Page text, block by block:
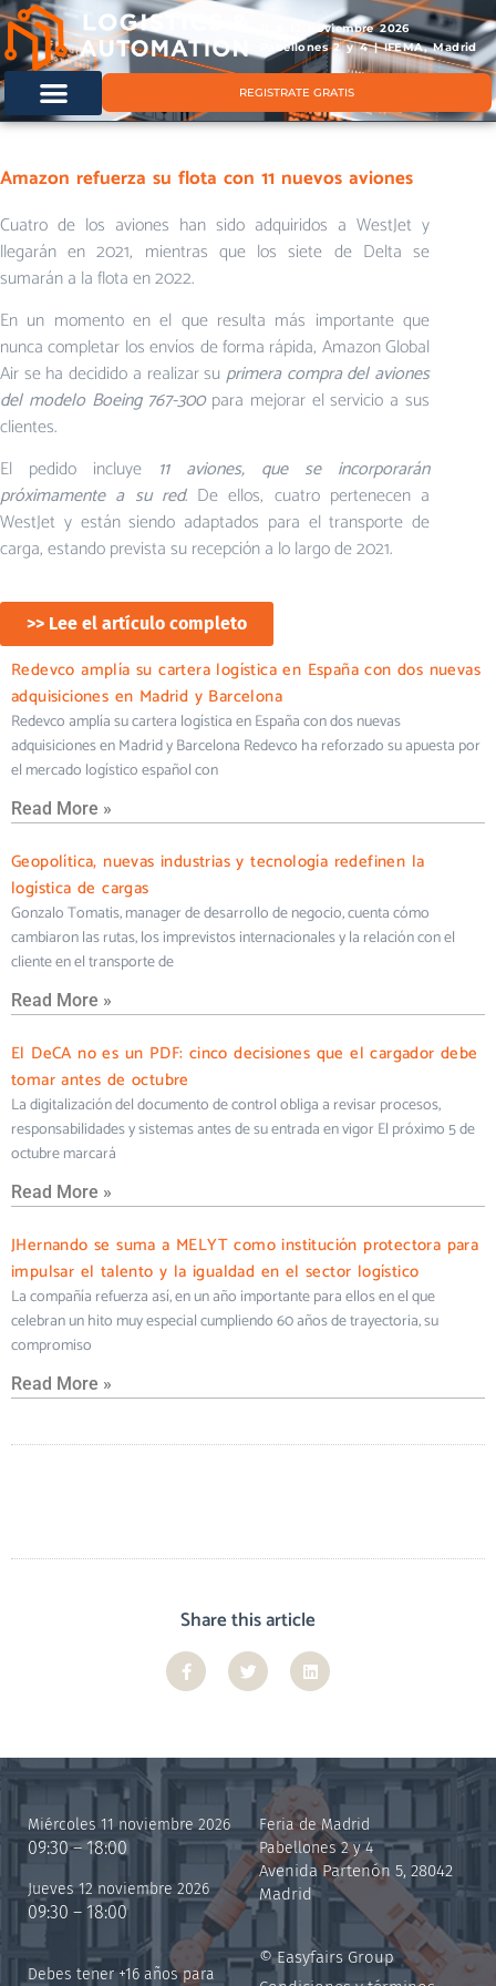
11 & 12 noviembre 2026
Pabellones 2 y 4 | IFEMA, Madrid
REGISTRATE GRATIS
Amazon refuerza su flota con 11 nuevos aviones
Cuatro de los aviones han sido adquiridos a WestJet y
llegarán en 2021, mientras que los siete de Delta se
sumarán a la flota en 2022.
En un momento en el que resulta más importante que
nunca completar los envíos de forma rápida, Amazon Global
Air se ha decidido a realizar suprimera compra del aviones
del modelo Boeing 767-300para mejorar el servicio a sus
clientes.
El pedido incluye 11 aviones, que se incorporarán
próximamente a su red. De ellos, cuatro pertenecen a
WestJet y están siendo adaptados para el transporte de
carga, estando prevista su recepción a lo largo de 2021.
>> Lee el artículo completo
Redevco amplía su cartera logística en España con dos nuevas
adquisiciones en Madrid y Barcelona
Redevco amplía su cartera logística en España con dos nuevas
adquisiciones en Madrid y Barcelona Redevco ha reforzado su apuesta por
el mercado logístico español con
Read More »
Geopolítica, nuevas industrias y tecnología redefinen la
logística de cargas
Gonzalo Tomatis, manager de desarrollo de negocio, cuenta cómo
cambiaron las rutas, los imprevistos internacionales y la relación con el
cliente en el transporte de
Read More »
El DeCA no es un PDF: cinco decisiones que el cargador debe
tomar antes de octubre
La digitalización del documento de control obliga a revisar procesos,
responsabilidades y sistemas antes de su entrada en vigor El próximo 5 de
octubre marcará
Read More »
JHernando se suma a MELYT como institución protectora para
impulsar el talento y la igualdad en el sector logístico
La compañía refuerza así, en un año importante para ellos en el que
celebran un hito muy especial cumpliendo 60 años de trayectoria, su
compromiso
Read More »
Share this article
Miércoles 11 noviembre 2026
09:30 – 18:00
Jueves 12 noviembre 2026
09:30 – 18:00
Debes tener +16 años para
Feria de Madrid
Pabellones 2 y 4
Avenida Partenón 5, 28042
Madrid
© Easyfairs Group